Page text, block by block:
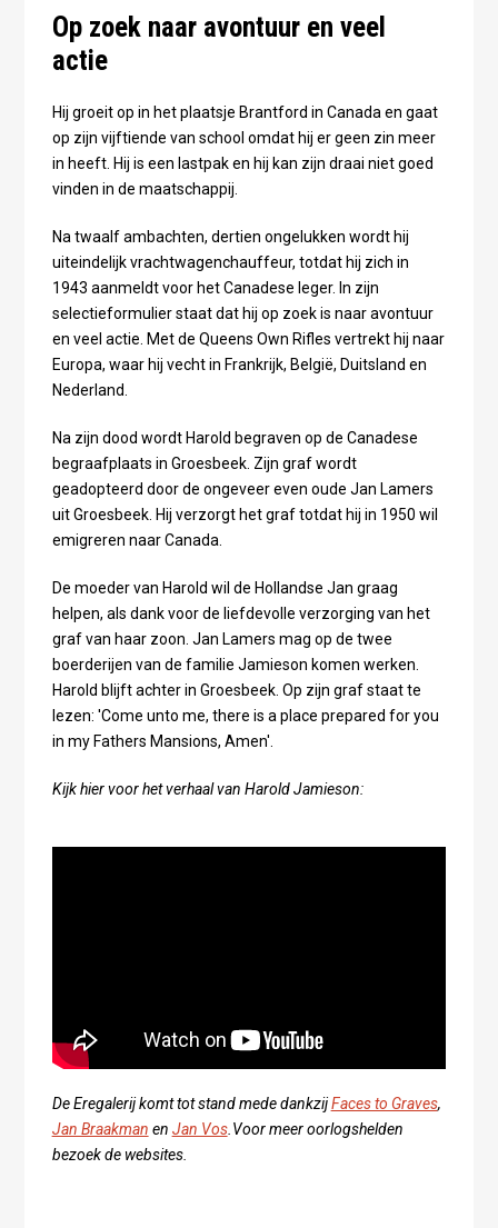
Op zoek naar avontuur en veel
actie
Hij groeit op in het plaatsje Brantford in Canada en gaat
op zijn vijftiende van school omdat hij er geen zin meer
in heeft. Hij is een lastpak en hij kan zijn draai niet goed
vinden in de maatschappij.
Na twaalf ambachten, dertien ongelukken wordt hij
uiteindelijk vrachtwagenchauffeur, totdat hij zich in
1943 aanmeldt voor het Canadese leger. In zijn
selectieformulier staat dat hij op zoek is naar avontuur
en veel actie. Met de Queens Own Rifles vertrekt hij naar
Europa, waar hij vecht in Frankrijk, België, Duitsland en
Nederland.
Na zijn dood wordt Harold begraven op de Canadese
begraafplaats in Groesbeek. Zijn graf wordt
geadopteerd door de ongeveer even oude Jan Lamers
uit Groesbeek. Hij verzorgt het graf totdat hij in 1950 wil
emigreren naar Canada.
De moeder van Harold wil de Hollandse Jan graag
helpen, als dank voor de liefdevolle verzorging van het
graf van haar zoon. Jan Lamers mag op de twee
boerderijen van de familie Jamieson komen werken.
Harold blijft achter in Groesbeek. Op zijn graf staat te
lezen: 'Come unto me, there is a place prepared for you
in my Fathers Mansions, Amen'.
Kijk hier voor het verhaal van Harold Jamieson:
De Eregalerij komt tot stand mede dankzijFaces to Graves,
Jan Braakman en Jan Vos.Voor meer oorlogshelden
bezoek de websites.